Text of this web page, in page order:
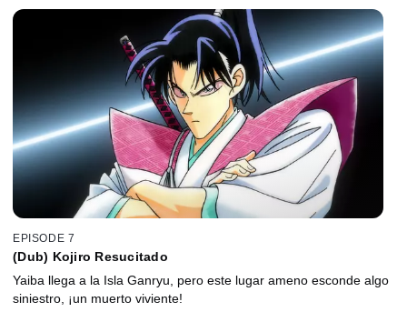
EPISODE 7
(Dub) Kojiro Resucitado
Yaiba llega a la Isla Ganryu, pero este lugar ameno esconde algo
siniestro, ¡un muerto viviente!